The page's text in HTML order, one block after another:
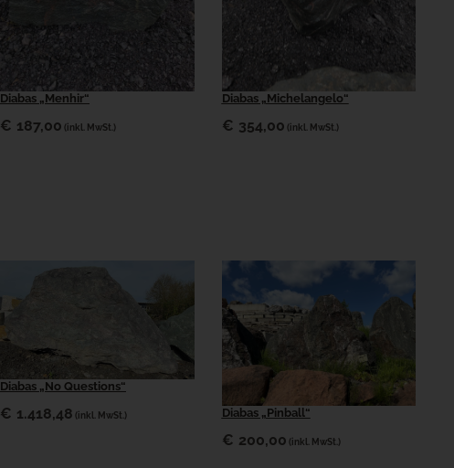
Diabas „Menhir“
€ 187,00 (inkl. MwSt.)
Diabas „Michelangelo“
€ 354,00 (inkl. MwSt.)
Diabas „No Questions“
€ 1.418,48 (inkl. MwSt.) Diabas „Pinball“
€ 200,00 (inkl. MwSt.)